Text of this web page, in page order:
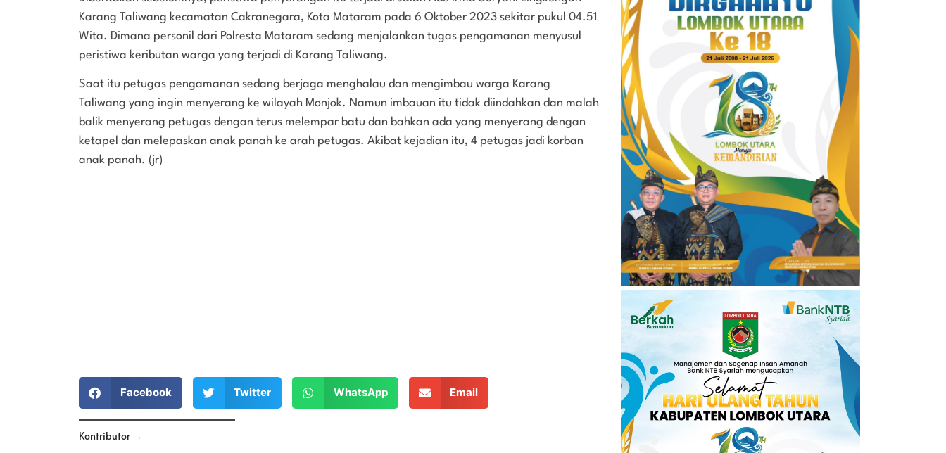
Karang Taliwang kecamatan Cakranegara, Kota Mataram pada 6 Oktober 2023 sekitar pukul 04.51
Wita. Dimana personil dari Polresta Mataram sedang menjalankan tugas pengamanan menyusul
peristiwa keributan warga yang terjadi di Karang Taliwang.
Saat itu petugas pengamanan sedang berjaga menghalau dan mengimbau warga Karang
Taliwang yang ingin menyerang ke wilayah Monjok. Namun imbauan itu tidak diindahkan dan malah
balik menyerang petugas dengan terus melempar batu dan bahkan ada yang menyerang dengan
ketapel dan melepaskan anak panah ke arah petugas. Akibat kejadian itu, 4 petugas jadi korban
anak panah. (jr)
Facebook Twitter WhatsApp Email
Kontributor →